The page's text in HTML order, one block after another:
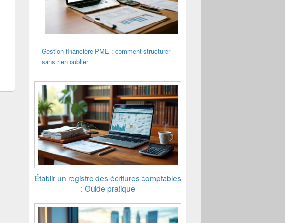
Gestion financière PME : comment structurer
sans rien oublier
Établir un registre des écritures comptables
: Guide pratique